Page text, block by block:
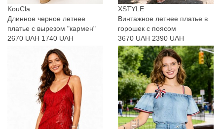
KouCla
Длинное черное летнее
платье с вырезом "кармен"
2670 UAH 1740 UAH
XSTYLE
Винтажное летнее платье в
горошек с поясом
3670 UAH 2390 UAH